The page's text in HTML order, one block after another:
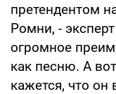
претендентом
Ромни, -
огромное
как песню. А
кажется, что он